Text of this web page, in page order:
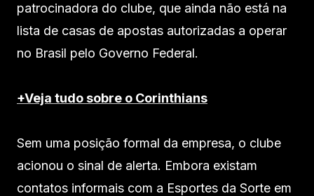
patrocinadora do clube, que ainda não está na
lista de casas de apostas autorizadas a operar
no Brasil pelo Governo Federal.
+Veja tudo sobre o Corinthians
Sem uma posição formal da empresa, o clube
acionou o sinal de alerta. Embora existam
contatos informais com a Esportes da Sorte em